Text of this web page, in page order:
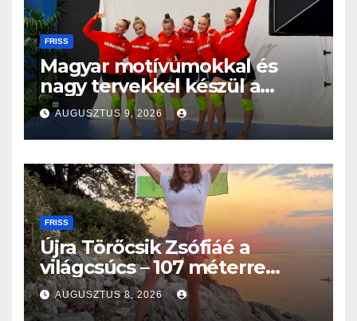
FRISS
Magyar motívumokkal és
nagy tervekkel készül a
világbajnokságra az együttes
kéziszercsapat
AUGUSZTUS 9, 2026
FRISS
Újra Törőcsik Zsófiáé a
világcsúcs – 107 méterre
merült Lastovón
AUGUSZTUS 8, 2026